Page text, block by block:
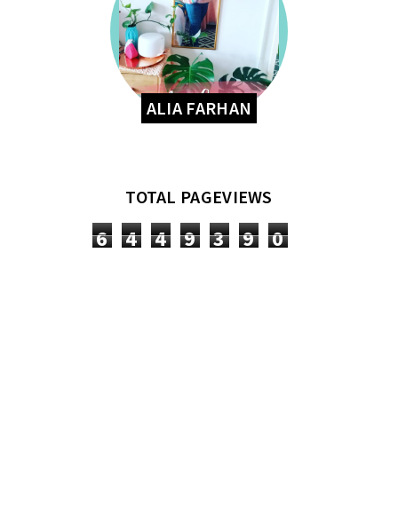
ALIA FARHAN
TOTAL PAGEVIEWS
6 4 4 9 3 9 0